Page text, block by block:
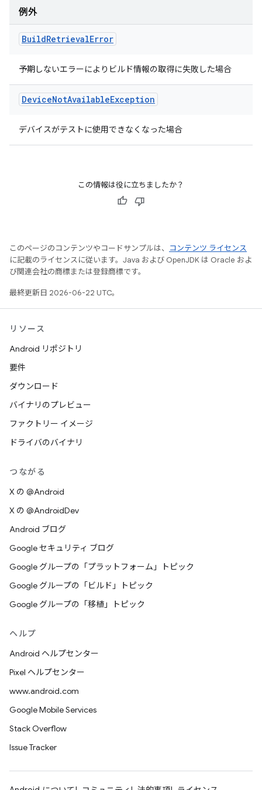
例外
BuildRetrievalError
予期しないエラーによりビルド情報の取得に失敗した場合
DeviceNotAvailableException
デバイスがテストに使用できなくなった場合
この情報は役に立ちましたか？
このページのコンテンツやコードサンプルは、
コンテンツ ライセンス
に記載のライセンスに従います。Java および OpenJDK は Oracle およ
び関連会社の商標または登録商標です。
最終更新日 2026-06-22 UTC。
リソース
Android リポジトリ
要件
ダウンロード
バイナリのプレビュー
ファクトリー イメージ
ドライバのバイナリ
つながる
X の @Android
X の @AndroidDev
Android ブログ
Google セキュリティ ブログ
Google グループの「プラットフォーム」トピック
Google グループの「ビルド」トピック
Google グループの「移植」トピック
ヘルプ
Android ヘルプセンター
Pixel ヘルプセンター
www.android.com
Google Mobile Services
Stack Overflow
Issue Tracker